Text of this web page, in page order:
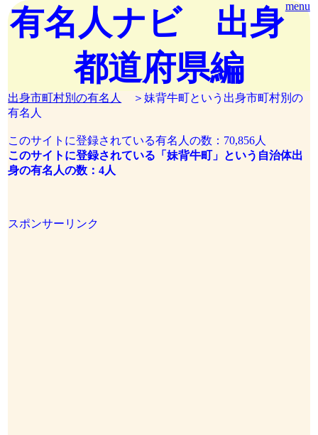
menu
有名人ナビ 出身
都道府県編
出身市町村別の有名人
＞妹背牛町という出身市町村別の
有名人
このサイトに登録されている有名人の数：70,856人
このサイトに登録されている「妹背牛町」という自治体出
身の有名人の数：4人
スポンサーリンク